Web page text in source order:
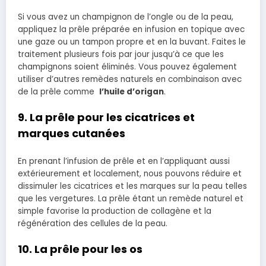
Si vous avez un champignon de l’ongle ou de la peau,
appliquez la prêle préparée en infusion en topique avec
une gaze ou un tampon propre et en la buvant. Faites le
traitement plusieurs fois par jour jusqu’à ce que les
champignons soient éliminés. Vous pouvez également
utiliser d’autres remèdes naturels en combinaison avec
de la prêle comme l’huile d’origan.
9. La prêle pour les cicatrices et
marques cutanées
En prenant l’infusion de prêle et en l’appliquant aussi
extérieurement et localement, nous pouvons réduire et
dissimuler les cicatrices et les marques sur la peau telles
que les vergetures. La prêle étant un remède naturel et
simple favorise la production de collagène et la
régénération des cellules de la peau.
10. La prêle pour les os